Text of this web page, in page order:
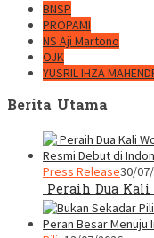
BNSP
PROPAMI
NS Aji Martono
OJK
YUSRIL IHZA
Berita Utama
Press Release30/
Peraih Dua Kali